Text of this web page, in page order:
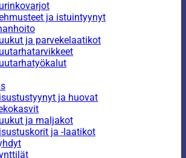
ja istuintyynyt
ja parvekelaatikot
ja huovat
ja maljakot
ja -laatikot